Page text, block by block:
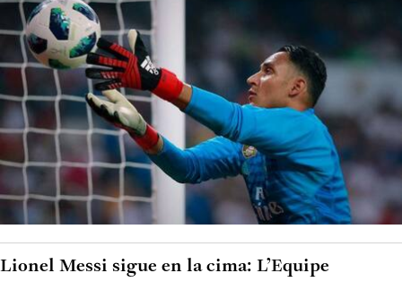
Lionel Messi sigue en la cima: L’Equipe